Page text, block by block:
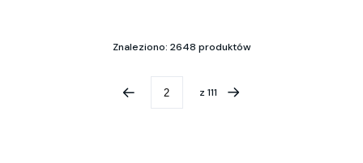
Znaleziono: 2648 produktów
z 111